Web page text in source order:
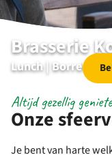
Brasserie
Lunch | Borrelen |
Onze
Altijd gezellig
Je bent van harte